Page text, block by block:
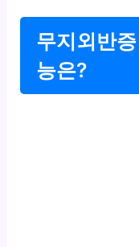
무지외반
능은?